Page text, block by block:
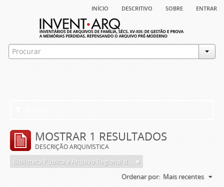
início descritivo sobre entrar
MOSTRAR 1 RESULTADOS
DESCRIÇÃO ARQUIVÍSTICA
Biblioteca Pública e Arquivo Regional de Ponta Delgada
Ordenar por: Mais recentes